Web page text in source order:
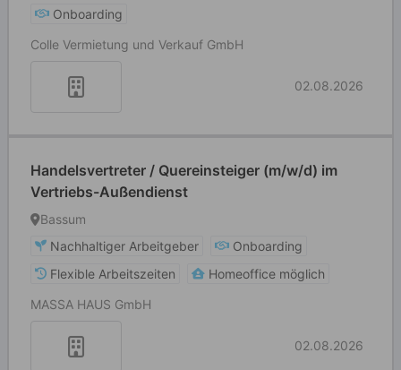
Onboarding
Colle Vermietung und Verkauf GmbH
02.08.2026
Handelsvertreter / Quereinsteiger (m/w/d) im
Vertriebs-Außendienst
Bassum
Nachhaltiger Arbeitgeber
Onboarding
Flexible Arbeitszeiten
Homeoffice möglich
MASSA HAUS GmbH
02.08.2026